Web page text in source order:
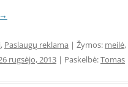
→
, Paslaugų reklama | Žymos: meilė,
rugsėjo, 2013 | Paskelbė:Tomas